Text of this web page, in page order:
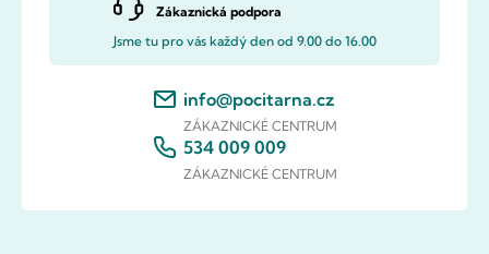
Zákaznická podpora
Jsme tu pro vás každý den od 9.00 do 16.00
info@pocitarna.cz
ZÁKAZNICKÉ CENTRUM
534 009 009
ZÁKAZNICKÉ CENTRUM